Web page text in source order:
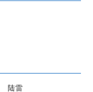
陆雷